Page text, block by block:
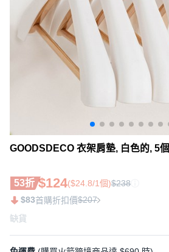
GOODSDECO 衣架肩墊, 白色的, 5個
53折 $124($24.8/1個)$238
$83首購折扣價$207
缺貨